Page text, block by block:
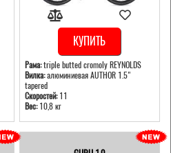
КУПИТЬ
Рама:triple butted cromoly REYNOLDS
Вилка:алюминиевая AUTHOR 1.5"
tapered
Скоростей:11
Вес:10,8 кг